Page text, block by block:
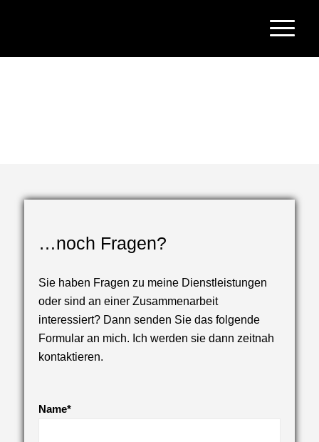
…noch Fragen?
Sie haben Fragen zu meine Dienstleistungen
oder sind an einer Zusammenarbeit
interessiert? Dann senden Sie das folgende
Formular an mich. Ich werden sie dann zeitnah
kontaktieren.
Name*